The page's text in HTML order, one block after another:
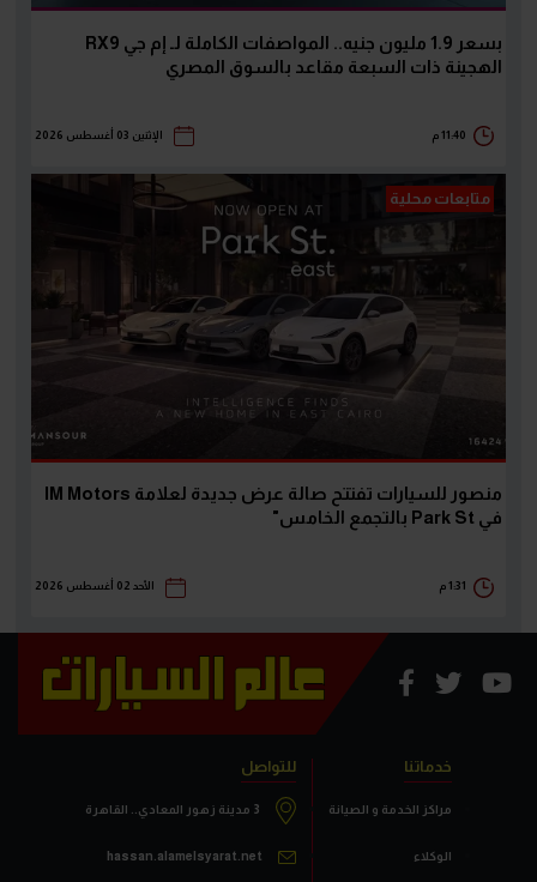
بسعر 1.9 مليون جنيه.. المواصفات الكاملة لـ إم جي RX9
الهجينة ذات السبعة مقاعد بالسوق المصري
11:40 م الإثنين 03 أغسطس 2026
متابعات محلية
منصور للسيارات تفتتح صالة عرض جديدة لعلامة IM Motors
في Park St بالتجمع الخامس"
1:31 م الأحد 02 أغسطس 2026
خدماتنا
مراكز الخدمة و الصيانة
الوكلاء
للتواصل
3 مدينة زهور المعادي.. القاهرة
hassan.alamelsyarat.net